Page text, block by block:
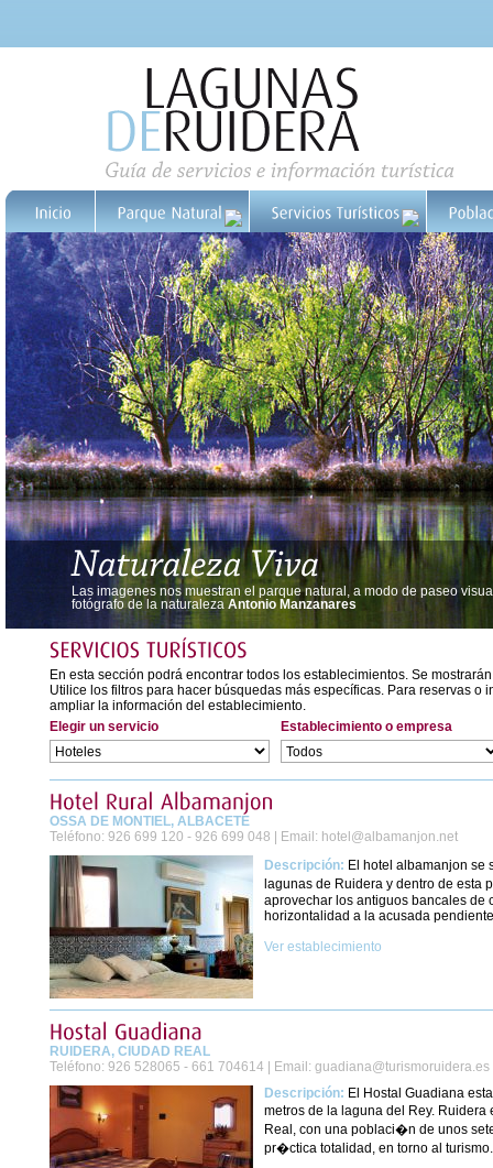
Las imagenes nos muestran el parque natural, a modo de paseo
fotógrafo de la naturaleza Antonio Manzanares
En esta sección podrá encontrar todos los establecimientos. Se
Utilice los filtros para hacer búsquedas más específicas. Para reservas
ampliar la información del establecimiento.
Elegir un servicio
Establecimiento o empresa
OSSA DE MONTIEL, ALBACETE
Teléfono: 926 699 120 - 926 699 048 | Email: hotel@albamanjon.net
Descripción: El hotel albamanjon
lagunas de Ruidera y dentro de
aprovechar los antiguos bancales de
horizontalidad a la acusada
Ver establecimiento
RUIDERA, CIUDAD REAL
Teléfono: 926 528065 - 661 704614 | Email: guadiana@turismoruidera.es
Descripción: El Hostal Guadiana
metros de la laguna del Rey.
Real, con una poblaci�n de unos
pr�ctica totalidad, en torno al